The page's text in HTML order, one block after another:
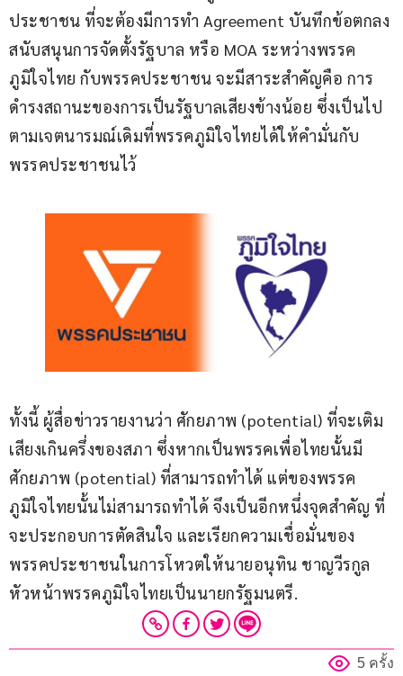
ประชาชน ที่จะต้องมีการทำ Agreement บันทึกข้อตกลง
สนับสนุนการจัดตั้งรัฐบาล หรือ MOA ระหว่างพรรค
ภูมิใจไทย กับพรรคประชาชน จะมีสาระสำคัญคือ การ
ดำรงสถานะของการเป็นรัฐบาลเสียงข้างน้อย ซึ่งเป็นไป
ตามเจตนารมณ์เดิมที่พรรคภูมิใจไทยได้ให้คำมั่นกับ
พรรคประชาชนไว้
ทั้งนี้ ผู้สื่อข่าวรายงานว่า ศักยภาพ (potential) ที่จะเติม
เสียงเกินครึ่งของสภา ซึ่งหากเป็นพรรคเพื่อไทยนั้นมี
ศักยภาพ (potential) ที่สามารถทำได้ แต่ของพรรค
ภูมิใจไทยนั้นไม่สามารถทำได้ จึงเป็นอีกหนึ่งจุดสำคัญ ที่
จะประกอบการตัดสินใจ และเรียกความเชื่อมั่นของ
พรรคประชาชนในการโหวตให้นายอนุทิน ชาญวีรกูล
หัวหน้าพรรคภูมิใจไทยเป็นนายกรัฐมนตรี.
5 ครั้ง